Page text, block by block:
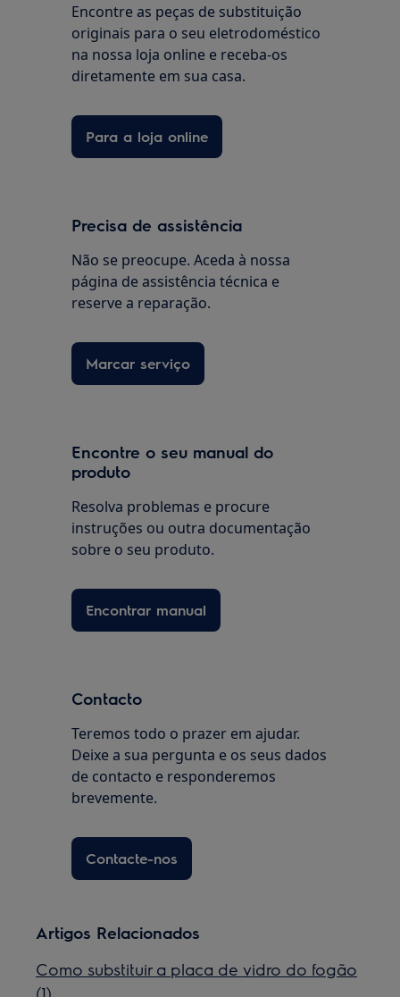
Encontre as peças de substituição
originais para o seu eletrodoméstico
na nossa loja online e receba-os
diretamente em sua casa.
Para a loja online
Precisa de assistência
Não se preocupe. Aceda à nossa
página de assistência técnica e
reserve a reparação.
Marcar serviço
Encontre o seu manual do
produto
Resolva problemas e procure
instruções ou outra documentação
sobre o seu produto.
Encontrar manual
Contacto
Teremos todo o prazer em ajudar.
Deixe a sua pergunta e os seus dados
de contacto e responderemos
brevemente.
Contacte-nos
Artigos Relacionados
Como substituir a placa de vidro do fogão
(1)